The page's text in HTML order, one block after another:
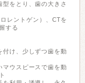
型をとり、歯の大きさ
レントゲン）、CTを
する
付け、少しずつ歯を動
マウスピースで歯を動